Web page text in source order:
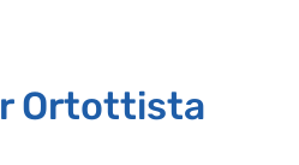
Ortottista